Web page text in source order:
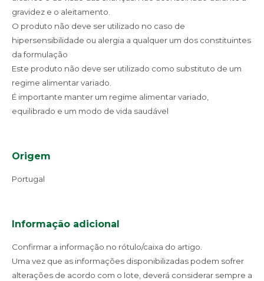
gravidez e o aleitamento.
O produto não deve ser utilizado no caso de
hipersensibilidade ou alergia a qualquer um dos constituintes
da formulação
Este produto não deve ser utilizado como substituto de um
regime alimentar variado.
É importante manter um regime alimentar variado,
equilibrado e um modo de vida saudável
Origem
Portugal
Informação adicional
Confirmar a informação no rótulo/caixa do artigo.
Uma vez que as informações disponibilizadas podem sofrer
alterações de acordo com o lote, deverá considerar sempre a